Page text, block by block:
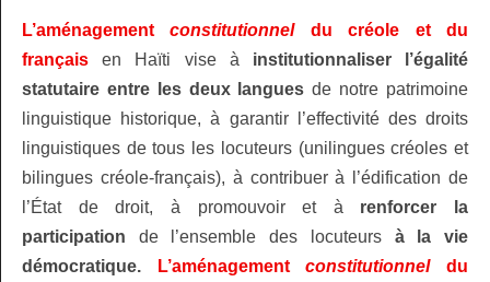
L’aménagementconstitutionnel du créole et du
françaisen Haïti vise à institutionnaliser l’égalité
statutaire entre les deux langues de notre patrimoine
linguistique historique, à garantir l’effectivité des droits
linguistiques de tous les locuteurs (unilingues créoles et
bilingues créole-français), à contribuer à l’édification de
l’État de droit, à promouvoir et à renforcer la
participation de l’ensemble des locuteurs
à la vie
démocratique.
L’aménagementconstitutionneldu